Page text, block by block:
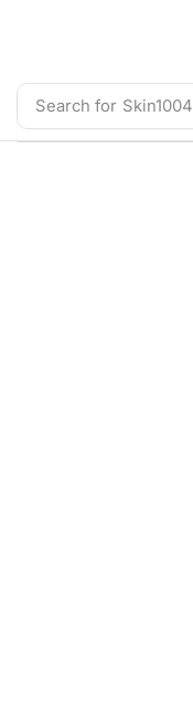
Search for Skin1004